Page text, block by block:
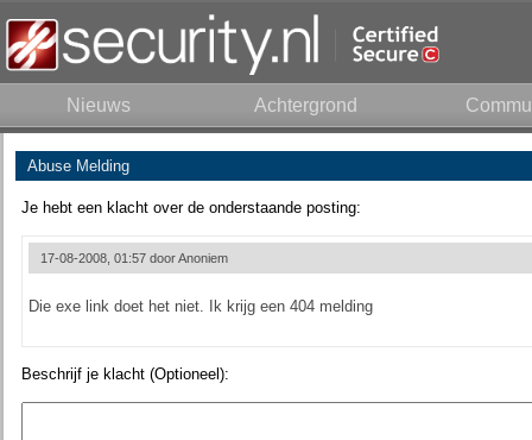
Nieuws Achtergrond
Abuse Melding
Je hebt een klacht over de onderstaande posting:
17-08-2008, 01:57 doorAnoniem
Die exe link doet het niet. Ik krijg een 404 melding
Beschrijf je klacht (Optioneel):